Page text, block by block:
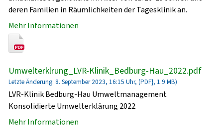
deren Familien in Räumlichkeiten der Tagesklinik an.
Mehr Informationen
Umwelterklrung_LVR-Klinik_Bedburg-Hau_2022.pdf
Letzte Änderung: 8. September 2023, 16:15 Uhr, (PDF}, 1.9 MB)
LVR-Klinik Bedburg-Hau Umweltmanagement
Konsolidierte Umwelterklärung 2022
Mehr Informationen